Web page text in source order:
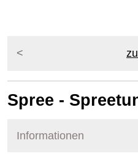
Spree -
Informationen